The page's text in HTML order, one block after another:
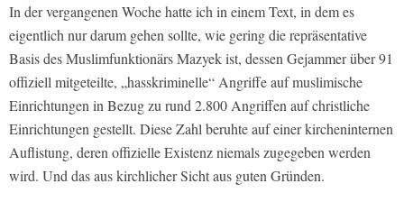
In der vergangenen Woche hatte ich in einem Text, in dem es
eigentlich nur darum gehen sollte, wie gering die repräsentative
Basis des Muslimfunktionärs Mazyek ist, dessen Gejammer über 91
offiziell mitgeteilte, „hasskriminelle“ Angriffe auf muslimische
Einrichtungen in Bezug zu rund 2.800 Angriffen auf christliche
Einrichtungen gestellt. Diese Zahl beruhte auf einer kircheninternen
Auflistung, deren offizielle Existenz niemals zugegeben werden
wird. Und das aus kirchlicher Sicht aus guten Gründen.